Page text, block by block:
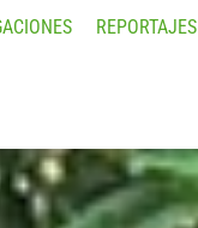
REPORTAJES